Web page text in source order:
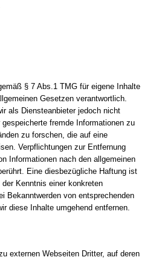
§ 7 Abs.1 TMG für eigene Inhalte
Gesetzen verantwortlich.
als Diensteanbieter jedoch nicht
fremde Informationen zu
zu forschen, die auf eine
Verpflichtungen zur Entfernung
Informationen nach den allgemeinen
Eine diesbezügliche Haftung ist
Kenntnis einer konkreten
Bekanntwerden von entsprechenden
diese Inhalte umgehend entfernen.
externen Webseiten Dritter, auf deren